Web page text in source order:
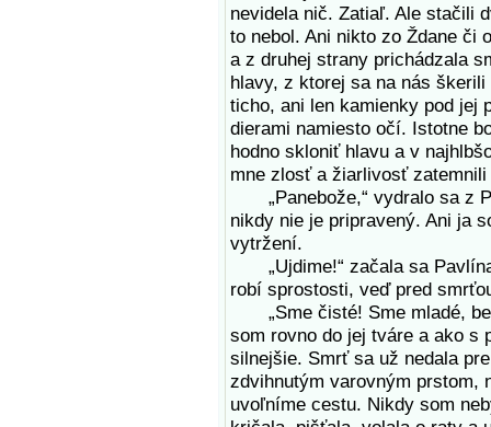
nevidela nič. Zatiaľ. Ale stačili
to nebol. Ani nikto zo Ždane či
a z druhej strany prichádzala
hlavy, z ktorej sa na nás
ticho, ani len kamienky pod jej
dierami namiesto očí. Istotne
hodno skloniť hlavu a v
mne zlosť a žiarlivosť
„Panebože,“ vydralo sa z
nikdy nie je pripravený. Ani ja
vytržení.
„Ujdime!“ začala sa
robí sprostosti, veď pred
„Sme čisté! Sme mladé,
som rovno do jej tváre a ako s
silnejšie. Smrť sa už nedala
zdvihnutým varovným prstom,
uvoľníme cestu. Nikdy som